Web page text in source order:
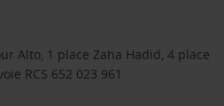
Alto, 1 place Zaha Hadid, 4 place
RCS 652 023 961